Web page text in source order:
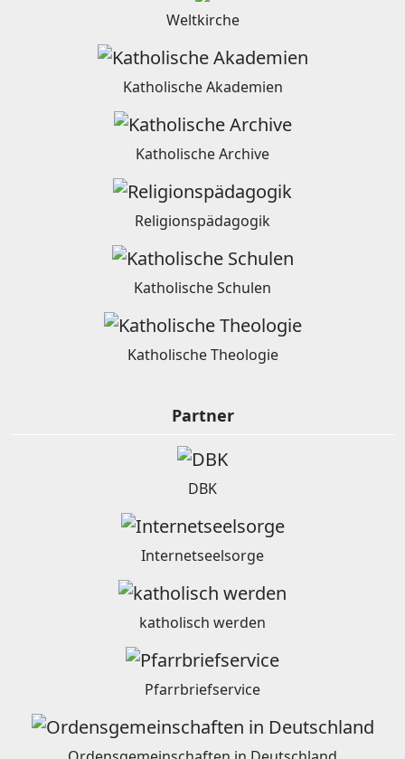
Weltkirche
Katholische Akademien
Katholische Archive
Religionspädagogik
Katholische Schulen
Katholische Theologie
Partner
DBK
Internetseelsorge
katholisch werden
Pfarrbriefservice